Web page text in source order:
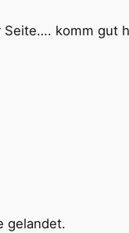
Seite…. komm gut
gelandet.